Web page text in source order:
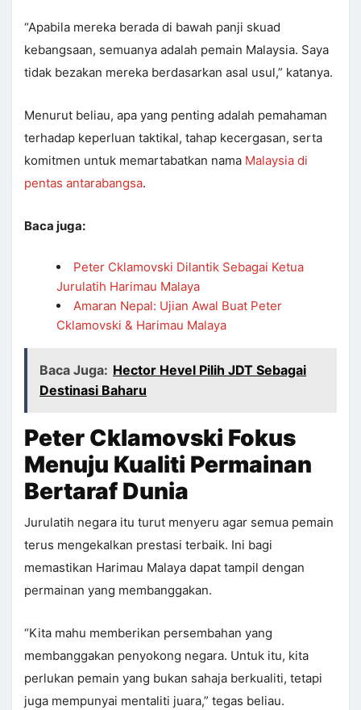
“Apabila mereka berada di bawah panji skuad
kebangsaan, semuanya adalah pemain Malaysia. Saya
tidak bezakan mereka berdasarkan asal usul,” katanya.
Menurut beliau, apa yang penting adalah pemahaman
terhadap keperluan taktikal, tahap kecergasan, serta
komitmen untuk memartabatkan nama Malaysia di
pentas antarabangsa.
Baca juga:
Peter Cklamovski Dilantik Sebagai Ketua
Jurulatih Harimau Malaya
Amaran Nepal: Ujian Awal Buat Peter
Cklamovski & Harimau Malaya
Baca Juga: Hector Hevel Pilih JDT Sebagai
Destinasi Baharu
Peter Cklamovski Fokus
Menuju Kualiti Permainan
Bertaraf Dunia
Jurulatih negara itu turut menyeru agar semua pemain
terus mengekalkan prestasi terbaik. Ini bagi
memastikan Harimau Malaya dapat tampil dengan
permainan yang membanggakan.
“Kita mahu memberikan persembahan yang
membanggakan penyokong negara. Untuk itu, kita
perlukan pemain yang bukan sahaja berkualiti, tetapi
juga mempunyai mentaliti juara,” tegas beliau.